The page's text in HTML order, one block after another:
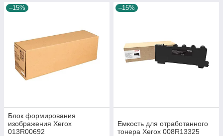
–15%
Блок формирования
изображения Xerox
013R00692
–15%
Емкость для отработанного
тонера Xerox 008R13325